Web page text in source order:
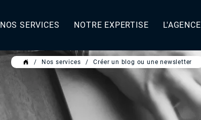
NOS SERVICES NOTRE EXPERTISE L'AGENCE
/ Nos services / Créer un blog ou une newsletter